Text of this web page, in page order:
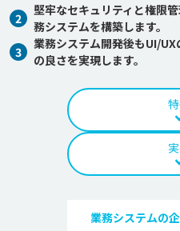
2
堅牢なセキュリティと権限
務システムを構築します。
3
業務システム開発後もUI/
の良さを実現します。
業務システムの